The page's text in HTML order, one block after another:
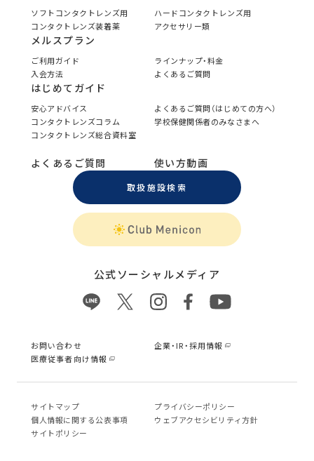
ソフトコンタクトレンズ用
ハードコンタクトレンズ用
コンタクトレンズ装着薬
アクセサリー類
メルスプラン
ご利用ガイド
ラインナップ・料金
入会方法
よくあるご質問
はじめてガイド
安心アドバイス
よくあるご質問（はじめての方へ）
コンタクトレンズコラム
学校保健関係者のみなさまへ
コンタクトレンズ総合資料室
よくあるご質問 使い方動画
取扱施設検索
公式ソーシャルメディア
お問い合わせ
企業・IR・採用情報
医療従事者向け情報
サイトマップ
プライバシーポリシー
個⼈情報に関する公表事項
ウェブアクセシビリティ方針
サイトポリシー